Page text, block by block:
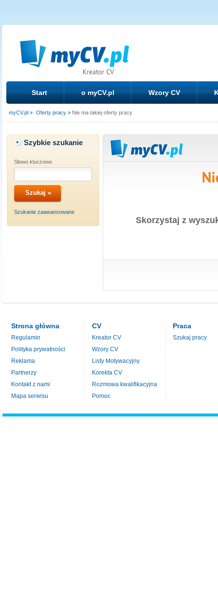
Start o myCV.pl Wzory CV
myCV.pl Oferty pracy Nie ma takiej oferty pracy
Szybkie szukanie
Słowo kluczowe
Szukanie zaawansowane
Skorzystaj z
Strona główna
Regulamin
Polityka prywatności
Reklama
Partnerzy
Kontakt z nami
Mapa serwisu
CV
Kreator CV
Wzory CV
Listy Motywacyjny
Korekta CV
Rozmowa kwalifikacyjna
Pomoc
Praca
Szukaj pracy